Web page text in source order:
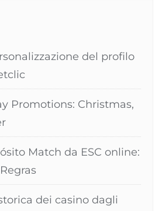
del profilo
Promotions: Christmas,
Match da ESC online:
dei casino dagli